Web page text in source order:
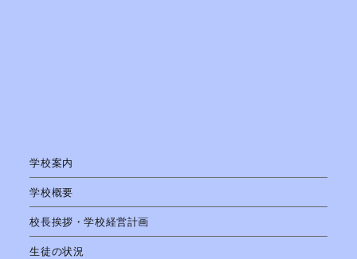
学校案内
学校概要
校長挨拶・学校経営計画
生徒の状況